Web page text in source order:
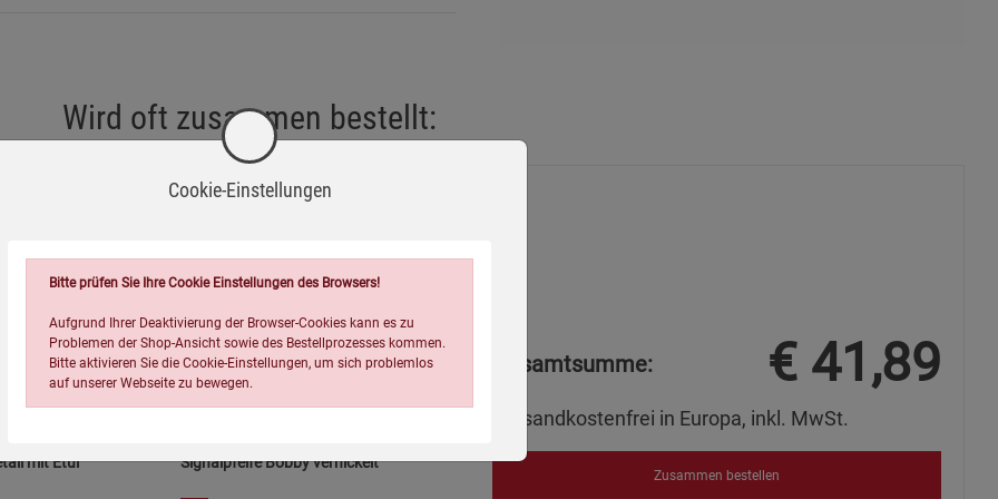
um Schäden an der Anzeige oder dem Gehäuse zu
feuchten Tuch. Vermeiden Sie den Kontakt mit
extremen Temperaturen aus, um Verformungen des
korrekt eingestellt sind, um Messfehler zu vermeiden.
und langlebig sind. Die fluoreszierende Anzeige
Zur umweltgerechten Entsorgung dieses
für Elektronik und Kunststoffprodukte.
Wird oft zusammen bestellt:
mit Etui Signalpfeife Bobby vernickelt
= Gesamtsumme: € 41,89
Versandkostenfrei in Europa, inkl. MwSt.
Zusammen bestellen
Cookie-Einstellungen
Bitte prüfen Sie Ihre Cookie Einstellungen des Browsers!
Aufgrund Ihrer Deaktivierung der Browser-Cookies kann es zu
Problemen der Shop-Ansicht sowie des Bestellprozesses kommen.
Bitte aktivieren Sie die Cookie-Einstellungen, um sich problemlos
auf unserer Webseite zu bewegen.